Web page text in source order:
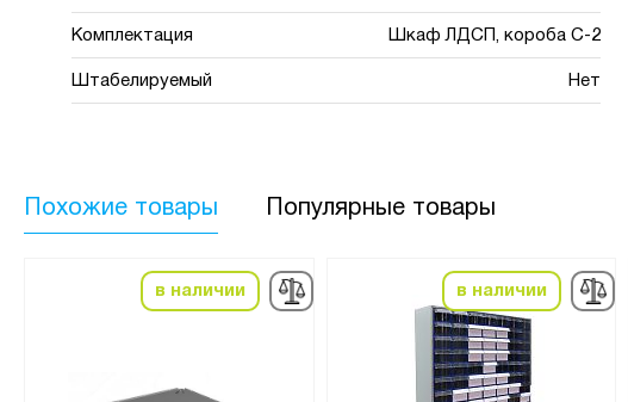
Комплектация Шкаф ЛДСП, короба С-2
Штабелируемый Нет
Похожие товары Популярные товары
в наличии в наличии